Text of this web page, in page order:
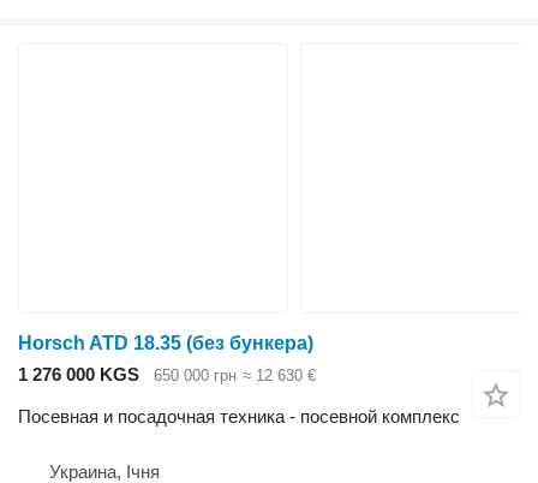
Horsch ATD 18.35 (без бункера)
1 276 000 KGS
650 000 грн ≈ 12 630 €
Посевная и посадочная техника - посевной комплекс
Украина, Ічня